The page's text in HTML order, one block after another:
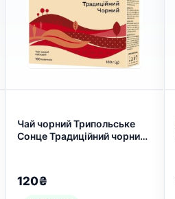
Чай чорний Трипольське
Сонце Традиційний чорний
120₴